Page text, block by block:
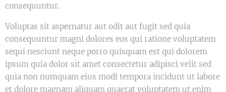
consequuntur.
Voluptas sit aspernatur aut odit aut fugit sed quia
consequuntur magni dolores eos qui ratione voluptatem
sequi nesciunt neque porro quisquam est qui dolorem
ipsum quia dolor sit amet consectetur adipisci velit sed
quia non numquam eius modi tempora incidunt ut labore
et dolore magnam aliquam quaerat voluptatem ut enim